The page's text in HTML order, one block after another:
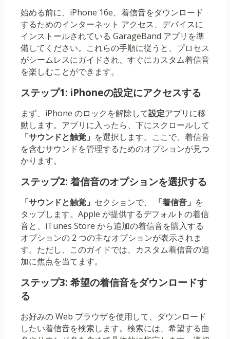
始める前に、iPhone 16e、着信音をダウンロード
するためのインターネット アクセス、デバイスに
インストールされている GarageBand アプリを準
備してください。これらの手順に従うと、プロセス
がシームレスにガイドされ、すぐにカスタム着信音
を楽しむことができます。
ステップ1: iPhoneの設定にアクセスする
まず、iPhone のロックを解除して設定アプリに移
動します。アプリに入ったら、下にスクロールして
「サウンドと触覚」 を選択します。ここで、着信音
を含むサウンドを管理するためのオプションが見つ
かります。
ステップ2: 着信音のオプションを選択する
「サウンドと触覚」 セクションで、 「着信音」 を
タップします。Apple が提供するデフォルトの着信
音と、iTunes Store から追加の着信音を購入する
オプションの 2 つの主なオプションが表示されま
す。ただし、このガイドでは、カスタム着信音の追
加に焦点を当てます。
ステップ3: 希望の着信音をダウンロードす
る
お好みの Web ブラウザを使用して、ダウンロード
したい着信音を検索します。検索には、希望する曲